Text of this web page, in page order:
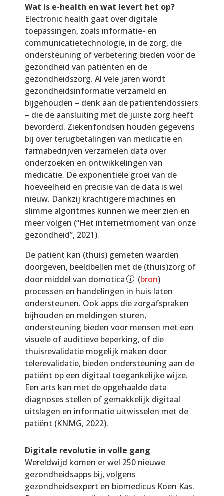
Wat is e-health en wat levert het op?
Electronic health gaat over digitale
toepassingen, zoals informatie- en
communicatietechnologie, in de zorg, die
ondersteuning of verbetering bieden voor de
gezondheid van patiënten en de
gezondheidszorg. Al vele jaren wordt
gezondheidsinformatie verzameld en
bijgehouden – denk aan de patiëntendossiers
– die de aansluiting met de juiste zorg heeft
bevorderd. Ziekenfondsen houden gegevens
bij over terugbetalingen van medicatie en
farmabedrijven verzamelen data over
onderzoeken en ontwikkelingen van
medicatie. De exponentiële groei van de
hoeveelheid en precisie van de data is wel
nieuw. Dankzij krachtigere machines en
slimme algoritmes kunnen we meer zien en
meer volgen (“Het internetmoment van onze
gezondheid”, 2021).
De patiënt kan (thuis) gemeten waarden
doorgeven, beeldbellen met de (thuis)zorg of
door middel van domotica (bron)
processen en handelingen in huis laten
ondersteunen. Ook apps die zorgafspraken
bijhouden en meldingen sturen,
ondersteuning bieden voor mensen met een
visuele of auditieve beperking, of die
thuisrevalidatie mogelijk maken door
telerevalidatie, bieden ondersteuning aan de
patiënt op een digitaal toegankelijke wijze.
Een arts kan met de opgehaalde data
diagnoses stellen of gemakkelijk digitaal
uitslagen en informatie uitwisselen met de
patiënt (KNMG, 2022).
Digitale revolutie in volle gang
Wereldwijd komen er wel 250 nieuwe
gezondheidsapps bij, volgens
gezondheidsexpert en biomedicus Koen Kas.